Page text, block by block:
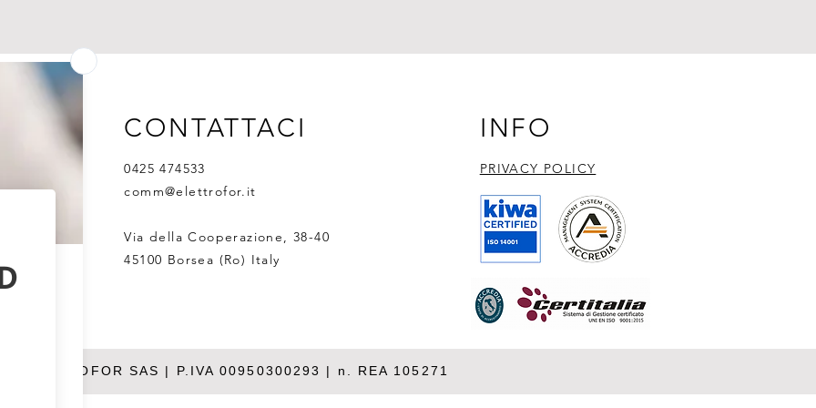
CONTATTACI
0425 474533
comm@elettrofor.it
Via della Cooperazione, 38-40
45100 Borsea (Ro) Italy
INFO
PRIVACY POLICY​
ELETTROFOR SAS | P.IVA 00950300293 | n. REA 105271